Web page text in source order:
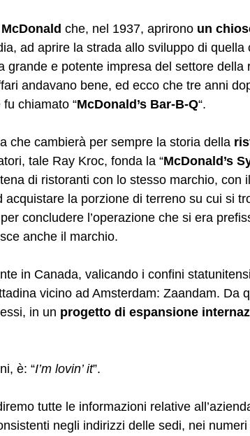
che, nel 1937, aprirono un
ad aprire la strada allo sviluppo di quella
grande e potente impresa del settore della
andavano bene, ed ecco che tre anni
chiamato “McDonald’s Bar-B-Q“.
che cambierà per sempre la storia della
tale Ray Kroc, fonda la “McDonald’s
di ristoranti con lo stesso marchio, con il
acquistare la porzione di terreno su cui si
concludere l’operazione che si era
anche il marchio.
in Canada, valicando i confini
vicino ad Amsterdam: Zaandam. Da
in un progetto di espansione
è: “I’m lovin’ it”.
tutte le informazioni relative
negli indirizzi delle sedi, nei